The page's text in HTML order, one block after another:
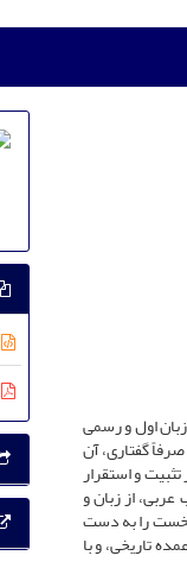
اول و رسمی
گفتاری، آن
و استقرار
از زبان و
نخست را به دست
تاریخی، و با